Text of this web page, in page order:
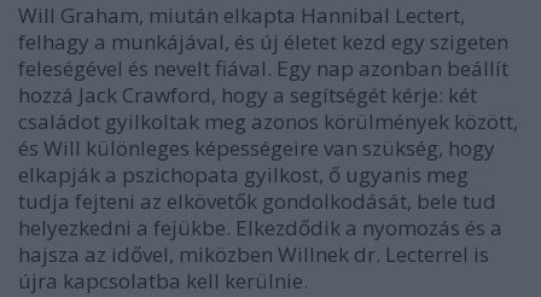
Will Graham, miután elkapta Hannibal Lectert,
felhagy a munkájával, és új életet kezd egy szigeten
feleségével és nevelt fiával. Egy nap azonban beállít
hozzá Jack Crawford, hogy a segítségét kérje: két
családot gyilkoltak meg azonos körülmények között,
és Will különleges képességeire van szükség, hogy
elkapják a pszichopata gyilkost, ő ugyanis meg
tudja fejteni az elkövetők gondolkodását, bele tud
helyezkedni a fejükbe. Elkezdődik a nyomozás és a
hajsza az idővel, miközben Willnek dr. Lecterrel is
újra kapcsolatba kell kerülnie.